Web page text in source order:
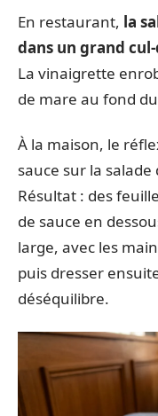
En restaurant, la
dans un grand
La vinaigrette
de mare au fond
À la maison, le
sauce sur la salade
Résultat : des
de sauce en
large, avec les
puis dresser
déséquilibre.